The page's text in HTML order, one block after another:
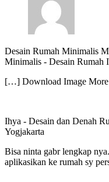
Desain Rumah Minimalis
Minimalis - Desain Rumah
[…] Download Image
Ihya - Desain dan Denah
Yogjakarta
Bisa ninta gabr lengkap
aplikasikan ke rumah sy